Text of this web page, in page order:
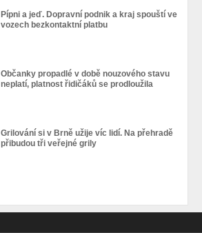
Pípni a jeď. Dopravní podnik a kraj spouští ve
vozech bezkontaktní platbu
Občanky propadlé v době nouzového stavu
neplatí, platnost řidičáků se prodloužila
Grilování si v Brně užije víc lidí. Na přehradě
přibudou tři veřejné grily